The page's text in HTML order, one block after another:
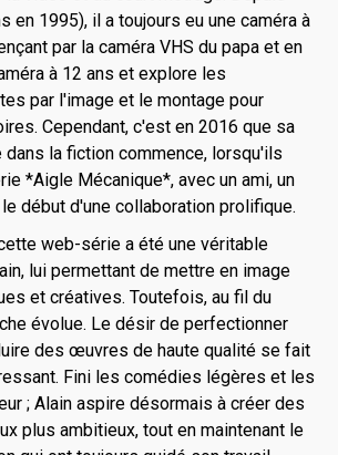
en 1995), il a toujours eu une caméra à
par la caméra VHS du papa et en
à 12 ans et explore les
par l'image et le montage pour
Cependant, c'est en 2016 que sa
dans la fiction commence, lorsqu'ils
*Aigle Mécanique*, avec un ami, un
début d'une collaboration prolifique.
web-série a été une véritable
lui permettant de mettre en image
et créatives. Toutefois, au fil du
évolue. Le désir de perfectionner
des œuvres de haute qualité se fait
Fini les comédies légères et les
; Alain aspire désormais à créer des
plus ambitieux, tout en maintenant le